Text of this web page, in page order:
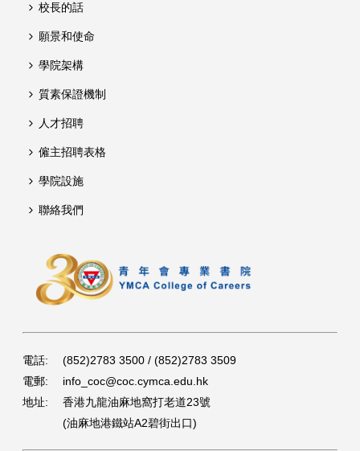
校長的話
願景和使命
學院架構
質素保證機制
人才招聘
僱主招聘表格
學院設施
聯絡我們
電話:
(852)2783 3500 / (852)2783 3509
電郵:
info_coc@coc.cymca.edu.hk
地址:
香港九龍油麻地窩打老道23號
(油麻地港鐵站A2碧街出口)